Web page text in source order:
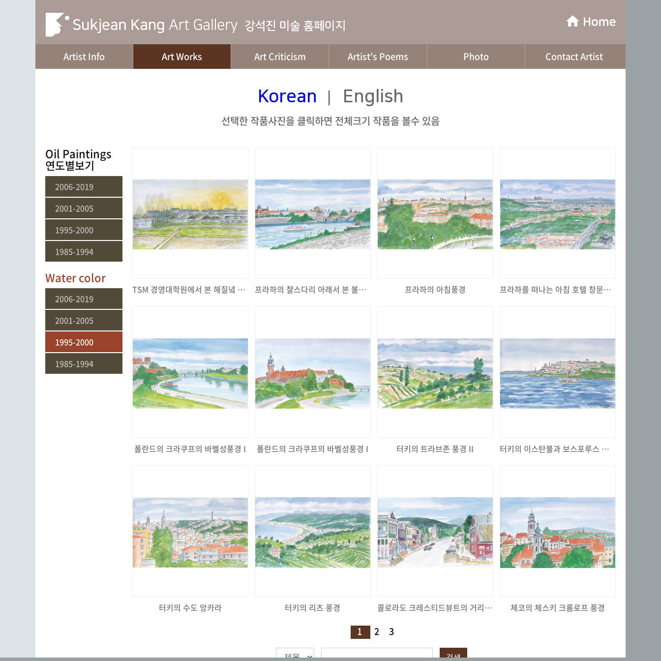
Artist Info Art Works Art Criticism Artist's Poems Photo Contact Artist
Korean | English
선택한 작품사진을 클릭하면 전체크기 작품을 볼수 있음
Oil Paintings
연도별보기
2006-2019
2001-2005
1995-2000
1985-1994
Water color
2006-2019
2001-2005
1995-2000
1985-1994
TSM 경영대학원에서 본 해질녘 풍경 프라하의 챨스다리 아래서 본 볼타강 프라하의 아침풍경 프라하를 떠나는 아침 호텔 창문밖 풍경
폴란드의 크라쿠프의 바벨성풍경 I 폴란드의 크라쿠프의 바벨성풍경 I 터키의 트라브존 풍경 II 터키의 이스탄불과 보스포루스 해협
터키의 수도 앙카라 터키의 리츠 풍경 콜로라도 크레스티드뷰트의 거리에서 체코의 체스키 크롬로프 풍경
1 2 3
검색